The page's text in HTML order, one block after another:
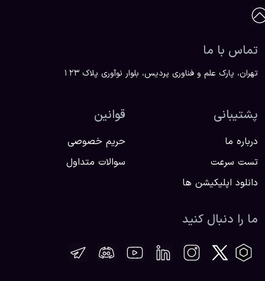
تماس با ما
تهران، پارک علم و فناوری پردیس، بلوار نوآوری پلاک ۱۲۳
پشتیبانی
درباره ما
تست سرعت
دانلود اپلیکیشن ها
قوانین
حریم خصوصی
سوالات متداول
ما را دنبال کنید